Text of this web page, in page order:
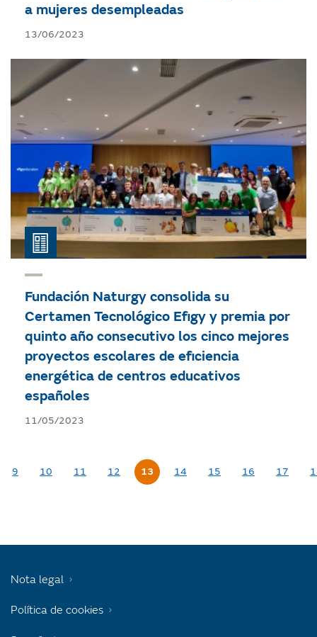
a mujeres desempleadas
13/06/2023
Fundación Naturgy consolida su
Certamen Tecnológico Efigy y premia por
quinto año consecutivo los cinco mejores
proyectos escolares de eficiencia
energética de centros educativos
españoles
11/05/2023
9 10 11 12 13 14 15 16 17
Nota legal
Política de cookies